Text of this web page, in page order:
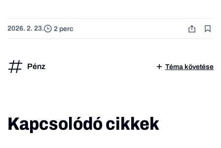
2026. 2. 23. 2 perc
Pénz Téma követése
Kapcsolódó cikkek